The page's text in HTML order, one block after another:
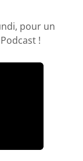
pour un
!